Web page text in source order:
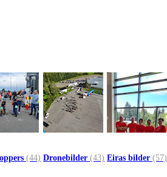
(44) Dronebilder (43) Eiras bilder (57)